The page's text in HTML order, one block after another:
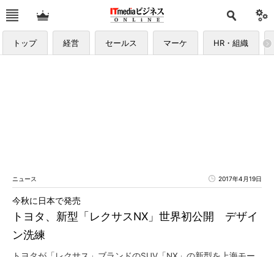
トップ 経営 セールス マーケ HR・組織
ニュース 2017年4月19日
トヨタ、新型「レクサスNX」世界初公開 デザイ
ン洗練
今秋に日本で発売